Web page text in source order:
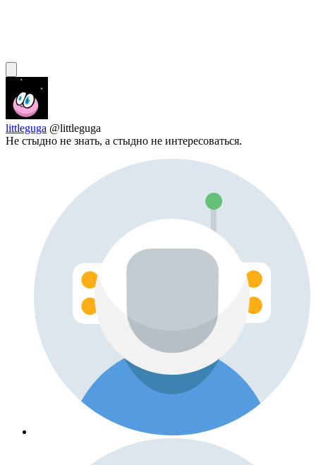
littleguga @littleguga
Не стыдно не знать, а стыдно не интересоваться.